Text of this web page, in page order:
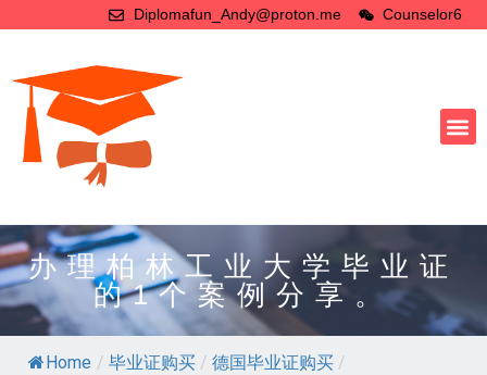
Diplomafun_Andy@proton.me Counselor6
办理柏林工业大学毕业证
的1个案例分享。
Home / 毕业证购买 / 德国毕业证购买 /